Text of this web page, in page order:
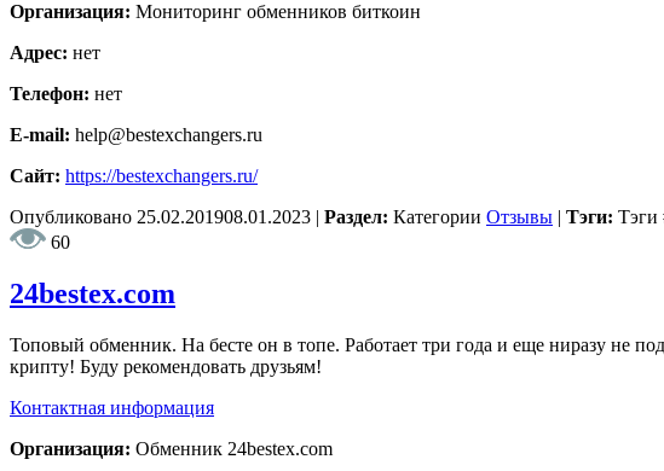
Организация: Мониторинг обменников биткоин
Адрес: нет
Телефон: нет
E-mail: help@bestexchangers.ru
Сайт: https://bestexchangers.ru/
Опубликовано 25.02.201908.01.2023 | Раздел: Категории Отзывы | Тэги: Тэги
60
24bestex.com
Топовый обменник. На бесте он в топе. Работает три года и еще ниразу не
крипту! Буду рекомендовать друзьям!
Контактная информация
Организация: Обменник 24bestex.com